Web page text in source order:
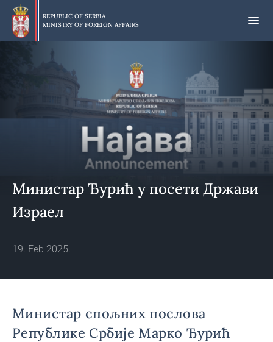
Skip
main
content
REPUBLIC OF SERBIA
MINISTRY OF FOREIGN AFFAIRS
Министар Ђурић у посети Држави
Израел
19. Feb 2025.
Министар спољних послова
Републике Србије Марко Ђурић